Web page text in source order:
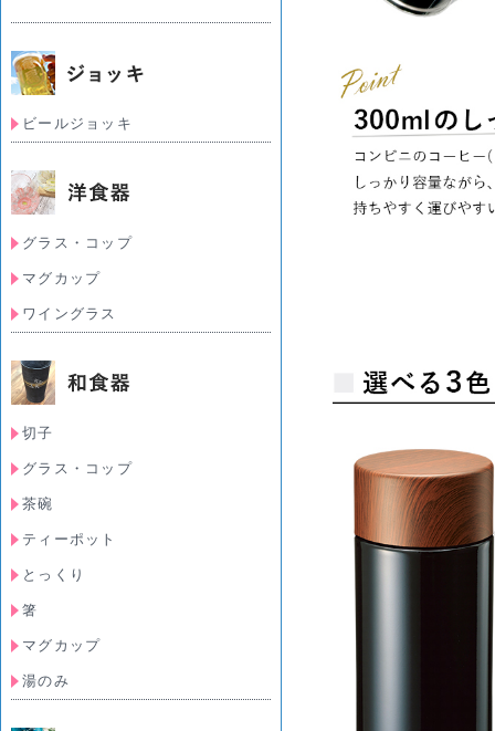
ビールジョッキ
グラス・コップ
マグカップ
ワイングラス
切子
グラス・コップ
茶碗
ティーポット
とっくり
箸
マグカップ
湯のみ